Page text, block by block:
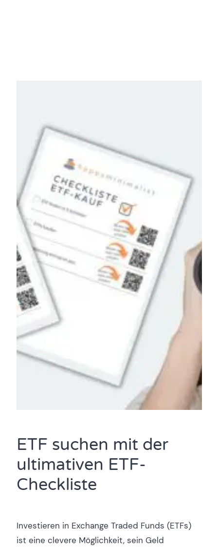
ETF suchen mit der
ultimativen ETF-
Checkliste
Investieren in Exchange Traded Funds (ETFs)
ist eine clevere Möglichkeit, sein Geld